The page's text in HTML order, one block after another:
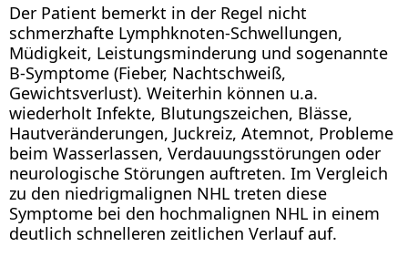
Der Patient bemerkt in der Regel nicht
schmerzhafte Lymphknoten-Schwellungen,
Müdigkeit, Leistungsminderung und sogenannte
B-Symptome (Fieber, Nachtschweiß,
Gewichtsverlust). Weiterhin können u.a.
wiederholt Infekte, Blutungszeichen, Blässe,
Hautveränderungen, Juckreiz, Atemnot, Probleme
beim Wasserlassen, Verdauungsstörungen oder
neurologische Störungen auftreten. Im Vergleich
zu den niedrigmalignen NHL treten diese
Symptome bei den hochmalignen NHL in einem
deutlich schnelleren zeitlichen Verlauf auf.